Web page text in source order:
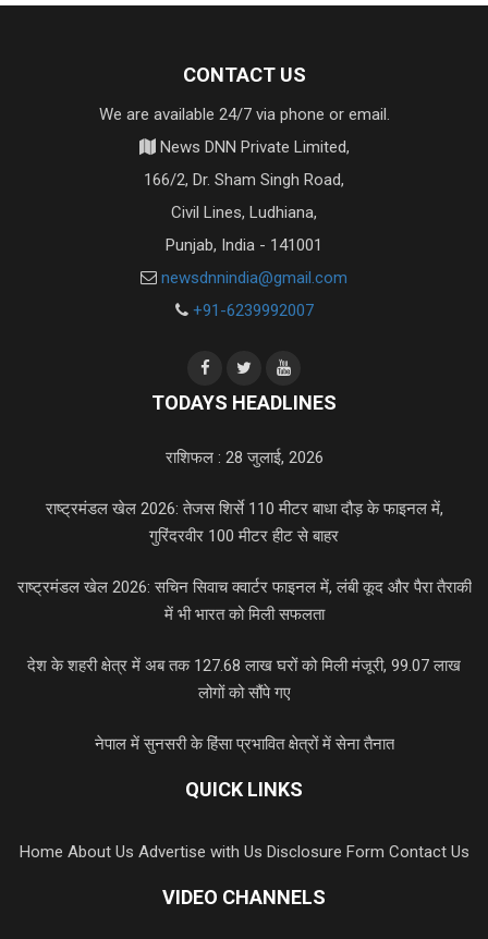
CONTACT US
We are available 24/7 via phone or email.
News DNN Private Limited,
166/2, Dr. Sham Singh Road,
Civil Lines, Ludhiana,
Punjab, India - 141001
newsdnnindia@gmail.com
+91-6239992007
TODAYS HEADLINES
राशिफल : 28 जुलाई, 2026
राष्ट्रमंडल खेल 2026: तेजस शिर्से 110 मीटर बाधा दौड़ के फाइनल में,
गुरिंदरवीर 100 मीटर हीट से बाहर
राष्ट्रमंडल खेल 2026: सचिन सिवाच क्वार्टर फाइनल में, लंबी कूद और पैरा तैराकी
में भी भारत को मिली सफलता
देश के शहरी क्षेत्र में अब तक 127.68 लाख घरों को मिली मंजूरी, 99.07 लाख
लोगों को सौंपे गए
नेपाल में सुनसरी के हिंसा प्रभावित क्षेत्रों में सेना तैनात
QUICK LINKS
Home About Us Advertise with Us Disclosure Form Contact Us
VIDEO CHANNELS